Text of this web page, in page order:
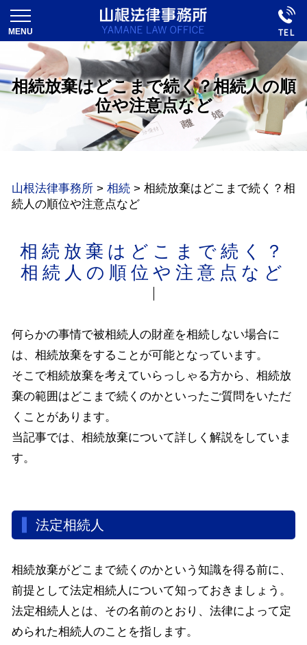
相続放棄はどこまで続く？相続人の順
位や注意点など
山根法律事務所 > 相続 > 相続放棄はどこまで続く？相
続人の順位や注意点など
相続放棄はどこまで続く？
相続人の順位や注意点など
何らかの事情で被相続人の財産を相続しない場合に
は、相続放棄をすることが可能となっています。
そこで相続放棄を考えていらっしゃる方から、相続放
棄の範囲はどこまで続くのかといったご質問をいただ
くことがあります。
当記事では、相続放棄について詳しく解説をしていま
す。
法定相続人
相続放棄がどこまで続くのかという知識を得る前に、
前提として法定相続人について知っておきましょう。
法定相続人とは、その名前のとおり、法律によって定
められた相続人のことを指します。